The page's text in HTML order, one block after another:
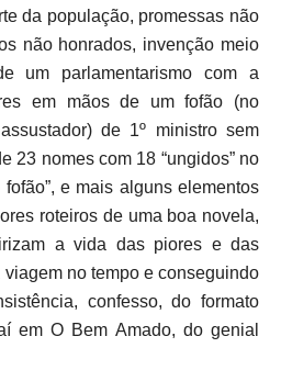
da população, promessas não
não honrados, invenção meio
um parlamentarismo com a
em mãos de um fofão (no
de 1º ministro sem
23 nomes com 18 “ungidos” no
e mais alguns elementos
roteiros de uma boa novela,
a vida das piores e das
no tempo e conseguindo
confesso, do formato
em O Bem Amado, do genial